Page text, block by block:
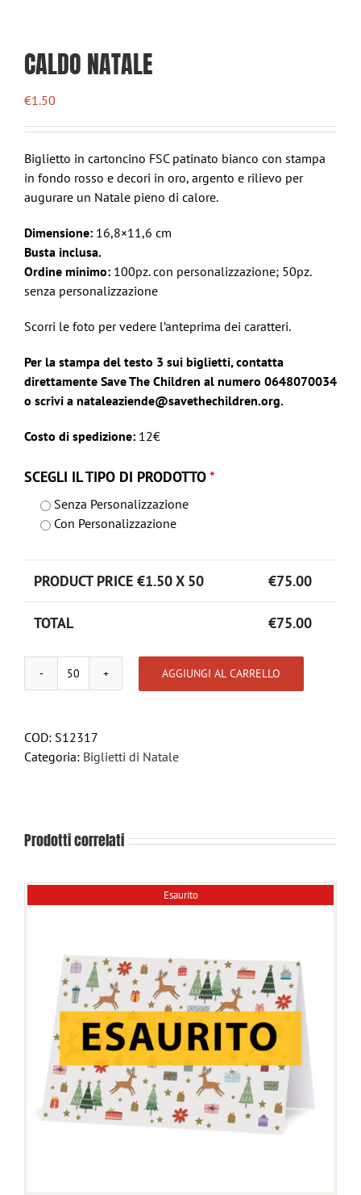
CALDO NATALE
€1.50
Biglietto in cartoncino FSC patinato bianco con stampa
in fondo rosso e decori in oro, argento e rilievo per
augurare un Natale pieno di calore.
Dimensione: 16,8×11,6 cm
Busta inclusa.
Ordine minimo: 100pz. con personalizzazione; 50pz.
senza personalizzazione
Scorri le foto per vedere l’anteprima dei caratteri.
Per la stampa del testo 3 sui biglietti, contatta
direttamente Save The Children al numero 0648070034
o scrivi a nataleaziende@savethechildren.org.
Costo di spedizione: 12€
SCEGLI IL TIPO DI PRODOTTO*
Senza Personalizzazione
Con Personalizzazione
PRODUCT PRICE €1.50X 50 €75.00
TOTAL €75.00
CALDO
AGGIUNGI AL CARRELLO
COD: S12317
Categoria: Biglietti di Natale
Prodotti correlati
Esaurito